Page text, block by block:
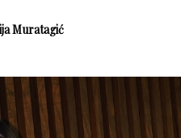
Muratagić